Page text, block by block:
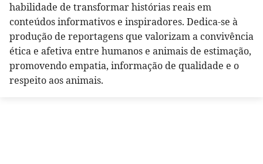
habilidade de transformar histórias reais em
conteúdos informativos e inspiradores. Dedica-se à
produção de reportagens que valorizam a convivência
ética e afetiva entre humanos e animais de estimação,
promovendo empatia, informação de qualidade e o
respeito aos animais.